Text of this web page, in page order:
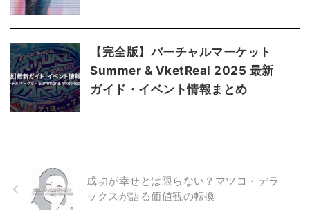
【完全版】バーチャルマーケット
Summer & VketReal 2025 最新
ガイド・イベント情報まとめ
成功が幸せとは限らない？マツコ・デラ
ックスが語る価値観の転換